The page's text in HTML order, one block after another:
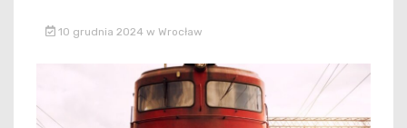
10 grudnia 2024 w Wrocław